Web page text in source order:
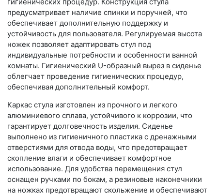
предусматривает наличие спинки и поручней, что
обеспечивает дополнительную поддержку и
устойчивость для пользователя. Регулируемая высота
ножек позволяет адаптировать стул под
индивидуальные потребности и особенности ванной
комнаты. Гигиенический U-образный вырез в сиденье
облегчает проведение гигиенических процедур,
обеспечивая дополнительный комфорт.
Каркас стула изготовлен из прочного и легкого
алюминиевого сплава, устойчивого к коррозии, что
гарантирует долговечность изделия. Сиденье
выполнено из гигиеничного пластика с дренажными
отверстиями для отвода воды, что предотвращает
скопление влаги и обеспечивает комфортное
использование. Для удобства перемещения стул
оснащен ручками по бокам, а резиновые наконечники
на ножках предотвращают скольжение и обеспечивают